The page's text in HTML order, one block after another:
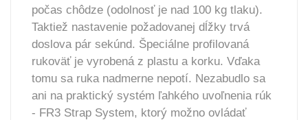
počas chôdze (odolnosť je nad 100 kg tlaku).
Taktiež nastavenie požadovanej dĺžky trvá
doslova pár sekúnd. Špeciálne profilovaná
rukoväť je vyrobená z plastu a korku. Vďaka
tomu sa ruka nadmerne nepotí. Nezabudlo sa
ani na praktický systém ľahkého uvoľnenia rúk
- FR3 Strap System, ktorý možno ovládať